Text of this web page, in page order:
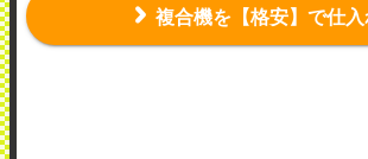
複合機を【格安】で仕入